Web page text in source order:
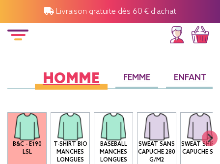
Livraison gratuite dès 60 € d'achat
HOMME FEMME ENFANT
B&C - E190
LSL
T-SHIRT BIO
MANCHES
LONGUES
BASEBALL
MANCHES
LONGUES
SWEAT SANS
CAPUCHE 280
G/M2
SWEAT SHIRT
CAPUCHE SG